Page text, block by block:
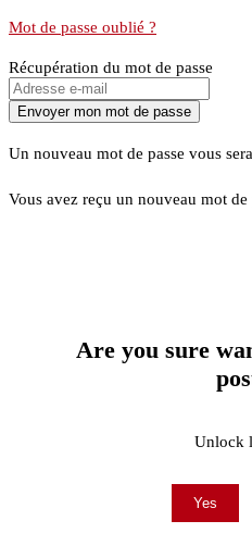
Mot de passe oublié ?
Récupération du mot de passe
Un nouveau mot de passe vous
Vous avez reçu un nouveau mot de
Are you sure
Unlock
Yes